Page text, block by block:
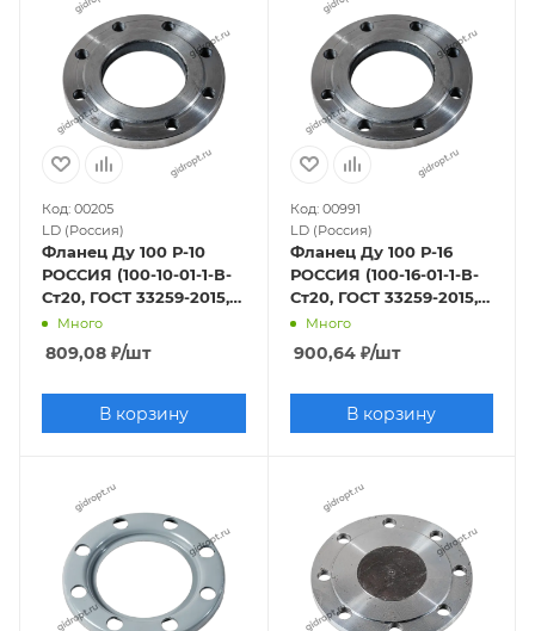
ДУ100 РУ16
ДУ20 РУ16
ДУ250
ДУ600 ДУ15 ДУ350
ДУ25 РУ16
Оцинкованные
ДУ1200 ДУ450
ДУ150
РУ16
ДУ300 РУ16 ДУ50 РУ10
ДУ100 РУ10
ДУ80 РУ10
ДУ900 ДУ200 РУ10
ДУ150
ДУ80 РУ16
ДУ65 РУ16
ДУ400 РУ16
ДУ150 РУ6 ДУ700
ДУ250
РУ16
ДУ600 РУ16 ДУ80 РУ25
Код: 00205
LD (Россия)
Фланец Ду 100 Р-10
РОССИЯ (100-10-01-1-В-
Ст20, ГОСТ 33259-2015,
Исп.В (1), Ряд 1)
Много
809,08 ₽/шт
В корзину
Код: 00991
LD (Россия)
Фланец Ду 100 Р-16
РОССИЯ (100-16-01-1-В-
Ст20, ГОСТ 33259-2015,
Исп.В (1), Ряд 1)
Много
900,64₽/шт
В корзину